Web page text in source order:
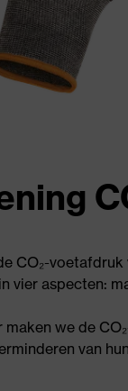
CO₂-
vier aspecten:
maken we de
van